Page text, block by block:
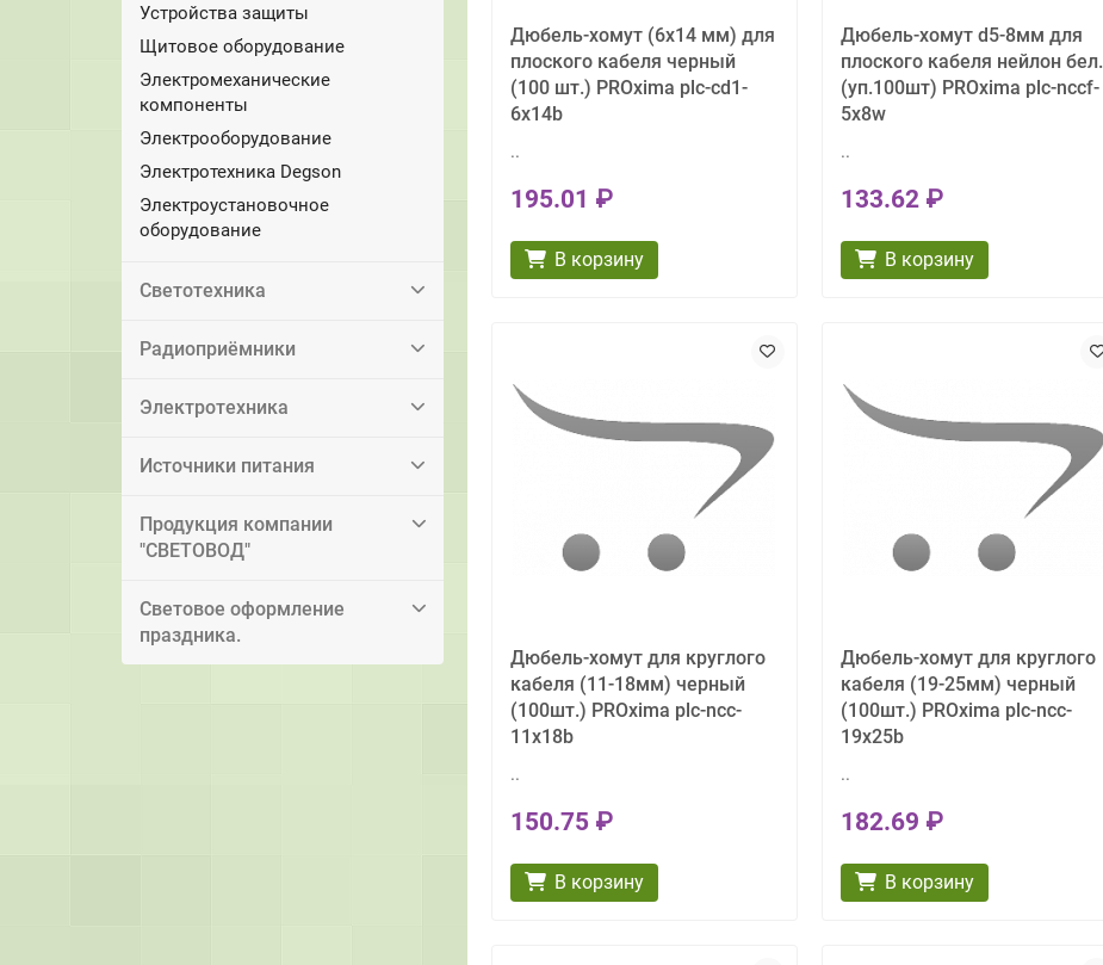
Устройства защиты
Щитовое оборудование
Электромеханические
компоненты
Электрооборудование
Электротехника Degson
Электроустановочное
оборудование
Светотехника
Радиоприёмники
Электротехника
Источники питания
Продукция компании
"СВЕТОВОД"
Световое оформление
праздника.
Дюбель-хомут (6х14 мм) для
плоского кабеля черный
(100 шт.) PROxima plc-cd1-
6x14b
..
195.01 ₽
В корзину
Дюбель-хомут d5-8мм для
плоского кабеля нейлон бел.
(уп.100шт) PROxima plc-nccf-
5x8w
..
133.62 ₽
В корзину
Дюбель-хомут для круглого
кабеля (11-18мм) черный
(100шт.) PROxima plc-ncc-
11x18b
..
150.75 ₽
В корзину
Дюбель-хомут для круглого
кабеля (19-25мм) черный
(100шт.) PROxima plc-ncc-
19x25b
..
182.69 ₽
В корзину